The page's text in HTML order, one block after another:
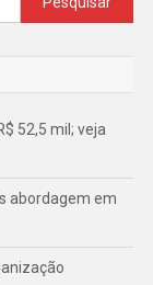
por:
52,5 mil; veja
abordagem em